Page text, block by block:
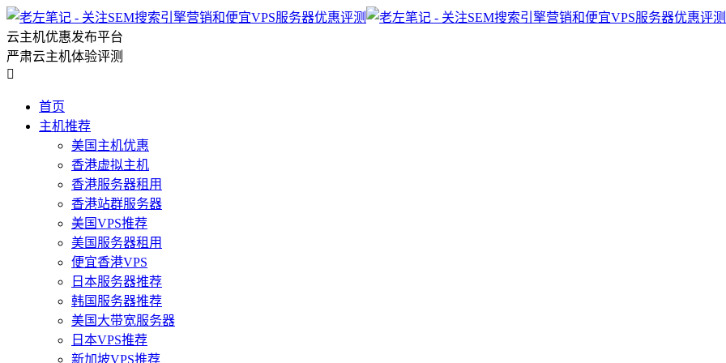
云主机优惠发布平台
严肃云主机体验评测

首页
主机推荐
美国主机优惠
香港虚拟主机
香港服务器租用
香港站群服务器
美国VPS推荐
美国服务器租用
便宜香港VPS
日本服务器推荐
韩国服务器推荐
美国大带宽服务器
日本VPS推荐
新加坡VPS推荐